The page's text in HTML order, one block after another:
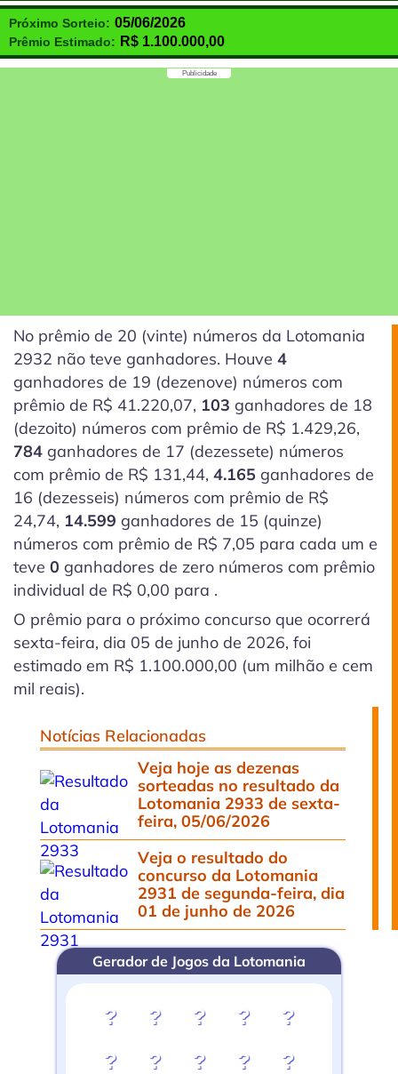
Próximo Sorteio: 05/06/2026
Prêmio Estimado: R$ 1.100.000,00
Publicidade
No prêmio de 20 (vinte) números da Lotomania
2932 não teve ganhadores. Houve 4
ganhadores de 19 (dezenove) números com
prêmio de R$ 41.220,07, 103 ganhadores de 18
(dezoito) números com prêmio de R$ 1.429,26,
784 ganhadores de 17 (dezessete) números
com prêmio de R$ 131,44, 4.165 ganhadores de
16 (dezesseis) números com prêmio de R$
24,74, 14.599 ganhadores de 15 (quinze)
números com prêmio de R$ 7,05 para cada um e
teve 0 ganhadores de zero números com prêmio
individual de R$ 0,00 para .
O prêmio para o próximo concurso que ocorrerá
sexta-feira, dia 05 de junho de 2026, foi
estimado em R$ 1.100.000,00 (um milhão e cem
mil reais).
Notícias Relacionadas
Veja hoje as dezenas
sorteadas no resultado da
Lotomania 2933 de sexta-
feira, 05/06/2026
Veja o resultado do
concurso da Lotomania
2931 de segunda-feira, dia
01 de junho de 2026
Gerador de Jogos da Lotomania
? ? ? ?
?
?
? ? ?
?